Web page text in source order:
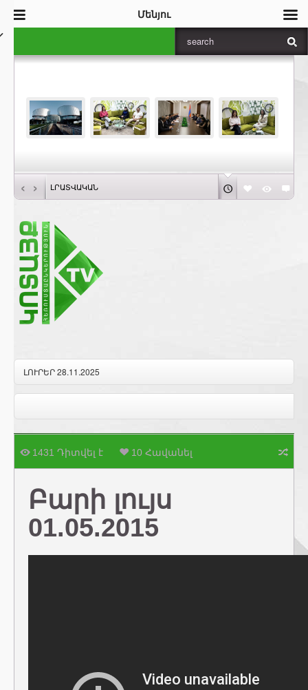
‹ › ԼՐԱՏՎԱԿԱՆ
ԼՈՒՐԵՐ 28.11.2025
1431 Դիտվել է 10 Հավանել
Բարի լույս
01.05.2015
Մենյու